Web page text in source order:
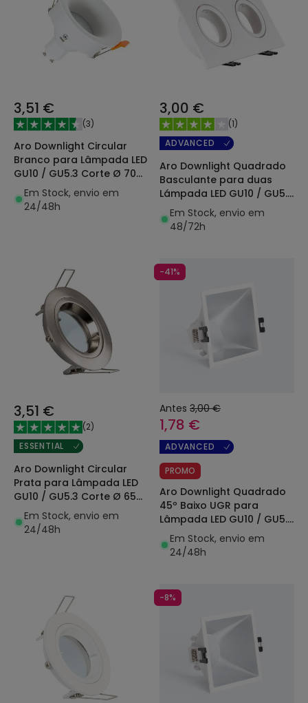
3,51 €
(3)
Aro Downlight Circular
Branco para Lâmpada LED
GU10 / GU5.3 Corte Ø 70
mmEm Stock, envio em
24/48h
3,00 €
(1)
ADVANCED
Aro Downlight Quadrado
Basculante para duas
Lámpada LED GU10 / GU5.3
Corte 75x150 mm
Em Stock, envio em
48/72h
3,51 €
(2)
ESSENTIAL
Aro Downlight Circular
Prata para Lâmpada LED
GU10 / GU5.3 Corte Ø 65
mmEm Stock, envio em
24/48h
-41%
Antes 3,00 €
1,78 €
ADVANCED
PROMO
Aro Downlight Quadrado
45º Baixo UGR para
Lâmpada LED GU10 / GU5.3
Corte 85 x 85 mm
Em Stock, envio em
24/48h
-8%